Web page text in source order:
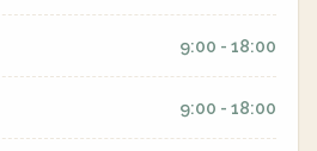
9:00 - 18:00
9:00 - 18:00